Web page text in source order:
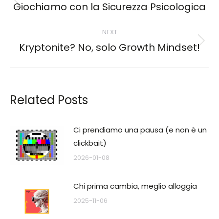
navigation
Previous
Giochiamo con la Sicurezza Psicologica
NEXT
Next
Kryptonite? No, solo Growth Mindset!
Related Posts
Ci prendiamo una pausa (e non è un
clickbait)
2026-01-08
Chi prima cambia, meglio alloggia
2025-11-06